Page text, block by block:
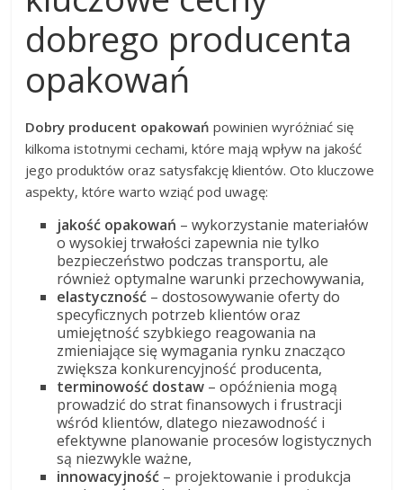
dobrego producenta
opakowań
Dobry producent opakowań powinien wyróżniać się
kilkoma istotnymi cechami, które mają wpływ na jakość
jego produktów oraz satysfakcję klientów. Oto kluczowe
aspekty, które warto wziąć pod uwagę:
jakość opakowań – wykorzystanie materiałów
o wysokiej trwałości zapewnia nie tylko
bezpieczeństwo podczas transportu, ale
również optymalne warunki przechowywania,
elastyczność – dostosowywanie oferty do
specyficznych potrzeb klientów oraz
umiejętność szybkiego reagowania na
zmieniające się wymagania rynku znacząco
zwiększa konkurencyjność producenta,
terminowość dostaw – opóźnienia mogą
prowadzić do strat finansowych i frustracji
wśród klientów, dlatego niezawodność i
efektywne planowanie procesów logistycznych
są niezwykle ważne,
innowacyjność – projektowanie i produkcja